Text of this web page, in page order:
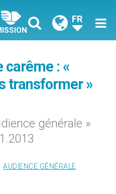
FR
carême : «
transformer »
générale »
AUDIENCE GÉNÉRALE